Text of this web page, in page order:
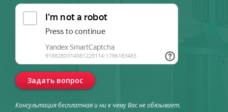
Задать вопрос
Консультация бесплатная и ни к чему Вас не обязывает.